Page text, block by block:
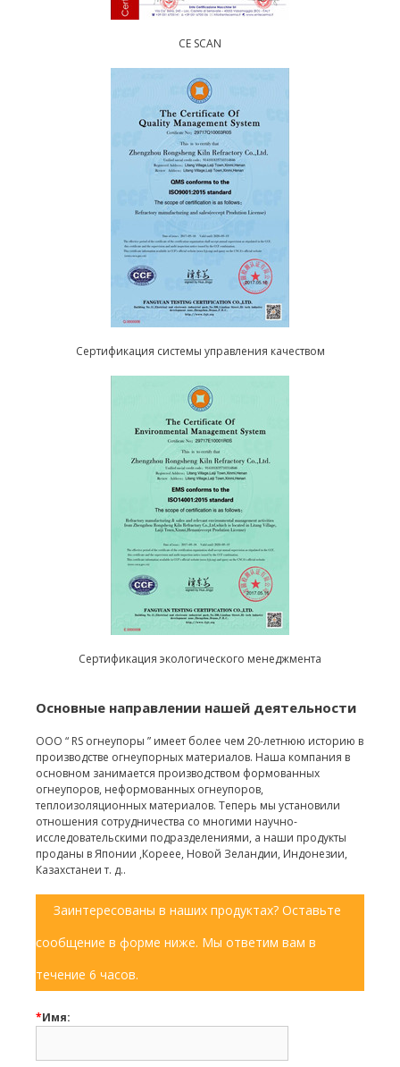
CE SCAN
Сертификация системы управления качеством
Сертификация экологического менеджмента
Основные направлении нашей деятельности
ООО “ RS огнеупоры ” имеет более чем 20-летнюю историю в
производстве огнеупорных материалов. Наша компания в
основном занимается производством формованных
огнеупоров, неформованных огнеупоров,
теплоизоляционных материалов. Теперь мы установили
отношения сотрудничества со многими научно-
исследовательскими подразделениями, а наши продукты
проданы в Японии ,Кореее, Новой Зеландии, Индонезии,
Казахстанеи т. д..
Заинтересованы в наших продуктах? Оставьте
сообщение в форме ниже. Мы ответим вам в
течение 6 часов.
*Имя: